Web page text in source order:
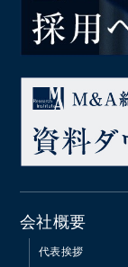
会社概要
代表挨拶